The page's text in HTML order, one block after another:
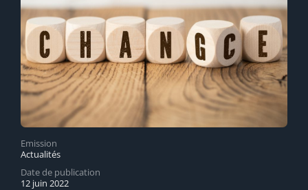
Emission
Actualités
Date de publication
12 juin 2022